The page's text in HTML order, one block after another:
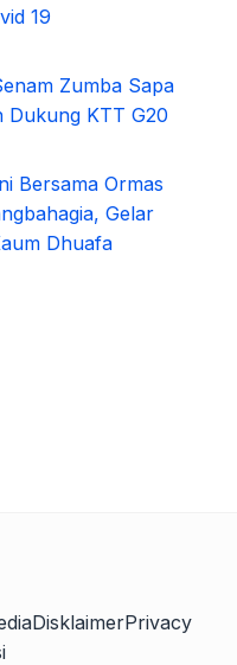
19
Zumba Sapa
Dukung KTT G20
Bersama Ormas
Gelar
Dhuafa
DisklaimerPrivacy